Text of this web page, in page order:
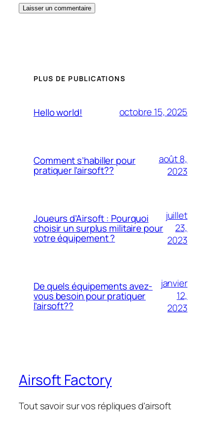
PLUS DE PUBLICATIONS
Hello world! octobre 15, 2025
Comment s’habiller pour
pratiquer l’airsoft??
août 8,
2023
Joueurs d’Airsoft : Pourquoi
choisir un surplus militaire pour
votre équipement ?
juillet
23,
2023
De quels équipements avez-
vous besoin pour pratiquer
l’airsoft??
janvier
12,
2023
Airsoft Factory
Tout savoir sur vos répliques d'airsoft